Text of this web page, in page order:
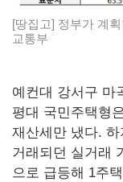
[땅집고] 정부가 계
교통부
예컨대 강서구 마
평대 국민주택형
재산세만 냈다. 하
거래되던 실거래
으로 급등해 1주